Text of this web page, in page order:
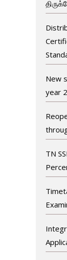
New
year
TN